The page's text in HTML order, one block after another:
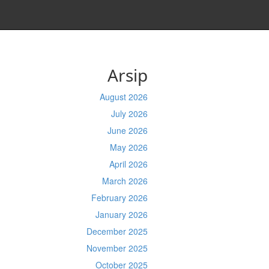
Arsip
August 2026
July 2026
June 2026
May 2026
April 2026
March 2026
February 2026
January 2026
December 2025
November 2025
October 2025